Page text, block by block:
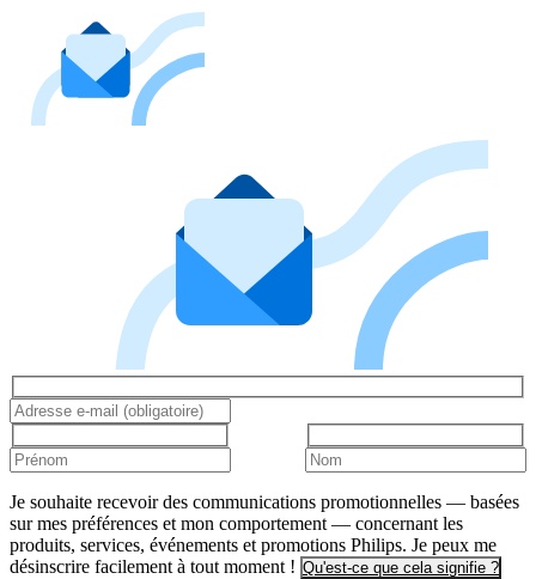
Je souhaite recevoir des communications promotionnelles — basées
sur mes préférences et mon comportement — concernant les
produits, services, événements et promotions Philips. Je peux me
désinscrire facilement à tout moment ! Qu'est-ce que cela signifie ?